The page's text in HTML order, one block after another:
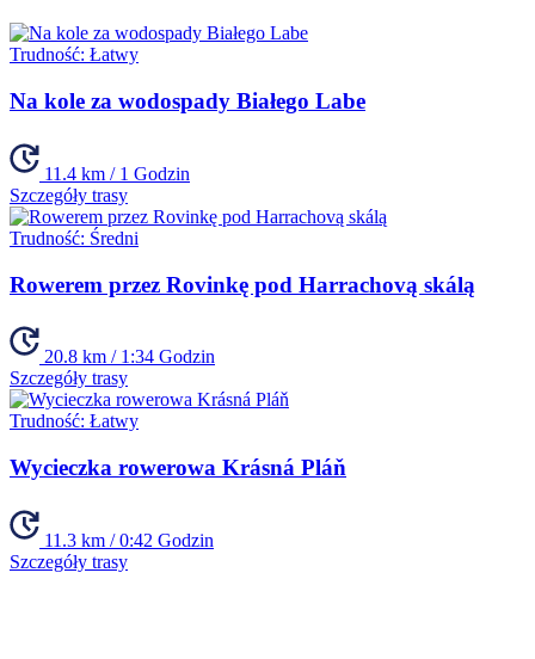
Trudność: Łatwy
Na kole za wodospady Białego Labe
11.4 km / 1 Godzin
Szczegóły trasy
Trudność: Średni
Rowerem przez Rovinkę pod Harrachovą skálą
20.8 km / 1:34 Godzin
Szczegóły trasy
Trudność: Łatwy
Wycieczka rowerowa Krásná Pláň
11.3 km / 0:42 Godzin
Szczegóły trasy